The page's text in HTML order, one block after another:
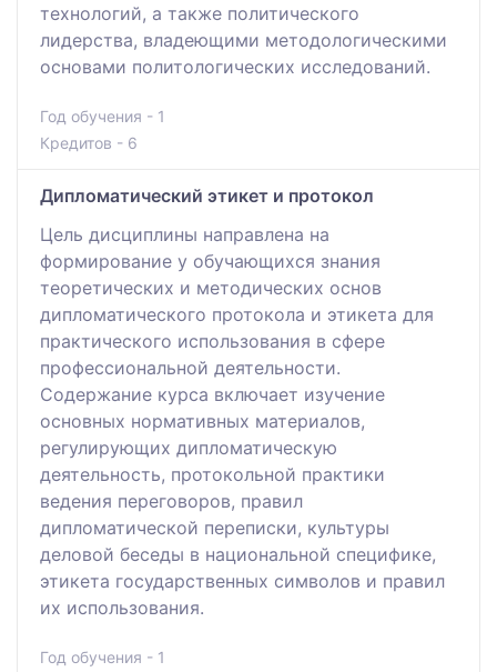
технологий, а также политического
лидерства, владеющими методологическими
основами политологических исследований.
Год обучения - 1
Кредитов - 6
Дипломатический этикет и протокол
Цель дисциплины направлена на
формирование у обучающихся знания
теоретических и методических основ
дипломатического протокола и этикета для
практического использования в сфере
профессиональной деятельности.
Содержание курса включает изучение
основных нормативных материалов,
регулирующих дипломатическую
деятельность, протокольной практики
ведения переговоров, правил
дипломатической переписки, культуры
деловой беседы в национальной специфике,
этикета государственных символов и правил
их использования.
Год обучения - 1